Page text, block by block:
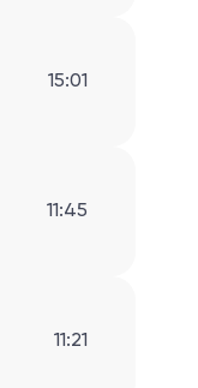
15:01
11:45
11:21